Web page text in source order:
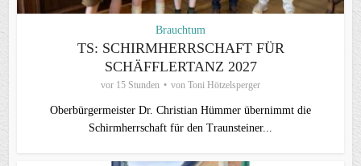
Brauchtum
TS: SCHIRMHERRSCHAFT FÜR
SCHÄFFLERTANZ 2027
vor 15 Stunden von Toni Hötzelsperger
Oberbürgermeister Dr. Christian Hümmer übernimmt die
Schirmherrschaft für den Traunsteiner...